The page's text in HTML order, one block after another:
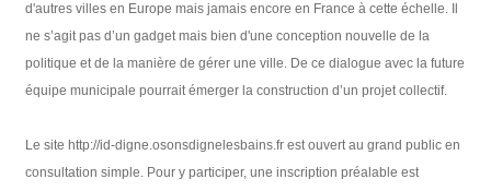
d'autres villes en Europe mais jamais encore en France à cette échelle. Il
ne s’agit pas d’un gadget mais bien d'une conception nouvelle de la
politique et de la manière de gérer une ville. De ce dialogue avec la future
équipe municipale pourrait émerger la construction d’un projet collectif.
Le site http://id-digne.osonsdignelesbains.fr est ouvert au grand public en
consultation simple. Pour y participer, une inscription préalable est